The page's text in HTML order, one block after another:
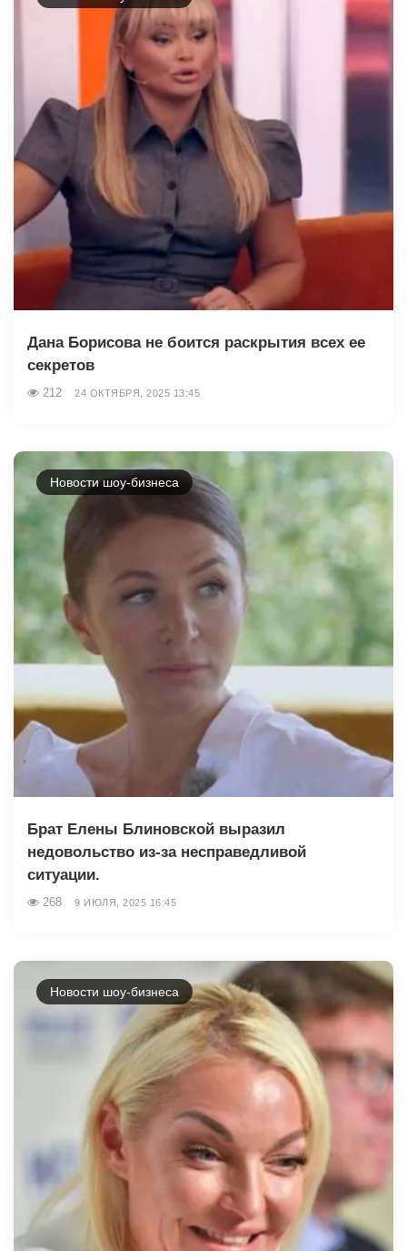
Дана Борисова не боится раскрытия всех ее
секретов
212 24 ОКТЯБРЯ, 2025 13:45
Новости шоу-бизнеса
Брат Елены Блиновской выразил
недовольство из-за несправедливой
ситуации.
268 9 ИЮЛЯ, 2025 16:45
Новости шоу-бизнеса